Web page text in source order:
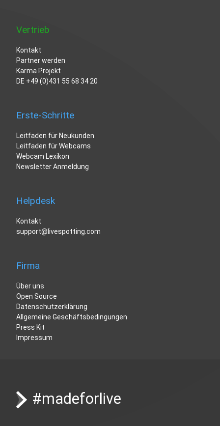
Vertrieb
Kontakt
Partner werden
Karma Projekt
DE +49 (0)431 55 68 34 20
Erste-Schritte
Leitfaden für Neukunden
Leitfaden für Webcams
Webcam Lexikon
Newsletter Anmeldung
Helpdesk
Kontakt
support@livespotting.com
Firma
Über uns
Open Source
Datenschutzerklärung
Allgemeine Geschäftsbedingungen
Press Kit
Impressum
#madeforlive